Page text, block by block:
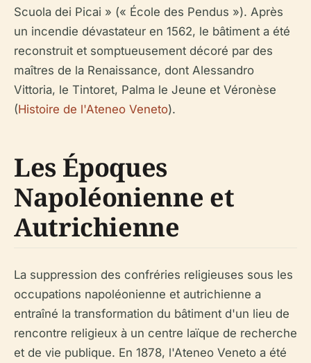
Scuola dei Picai » (« École des Pendus »). Après
un incendie dévastateur en 1562, le bâtiment a été
reconstruit et somptueusement décoré par des
maîtres de la Renaissance, dont Alessandro
Vittoria, le Tintoret, Palma le Jeune et Véronèse
(Histoire de l'Ateneo Veneto).
Les Époques
Napoléonienne et
Autrichienne
La suppression des confréries religieuses sous les
occupations napoléonienne et autrichienne a
entraîné la transformation du bâtiment d'un lieu de
rencontre religieux à un centre laïque de recherche
et de vie publique. En 1878, l'Ateneo Veneto a été